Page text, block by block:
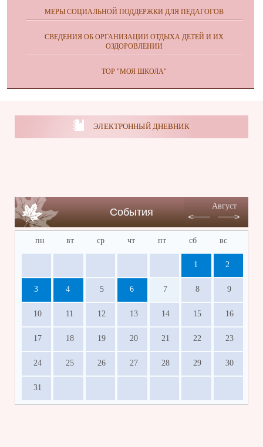
МЕРЫ СОЦИАЛЬНОЙ ПОДДЕРЖКИ ДЛЯ ПЕДАГОГОВ
СВЕДЕНИЯ ОБ ОРГАНИЗАЦИИ ОТДЫХА ДЕТЕЙ И ИХ
ОЗДОРОВЛЕНИИ
ТОР "МОЯ ШКОЛА"
ЭЛЕКТРОННЫЙ ДНЕВНИК
События
Август
пн вт ср чт пт сб вс
1 2
3 4 5 6 7 8 9
10 11 12 13 14 15 16
17 18 19 20 21 22 23
24 25 26 27 28 29 30
31